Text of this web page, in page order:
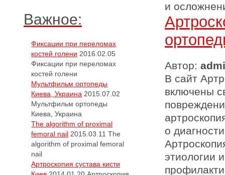
Важное:
Фиксации при переломах
костей голени 2016.02.05
Фиксации при переломах
костей голени
Мультфильм ортопеды
Киева, Украина 2015.07.02
Мультфильм ортопеды
Киева, Украина
The algorithm of proximal
femoral nail 2015.03.11 The
algorithm of proximal femoral
nail
Артроскопия сустава кисти
и
Автор:
В сайт
включены
о
этиологии